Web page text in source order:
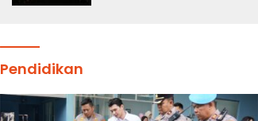
Pendidikan